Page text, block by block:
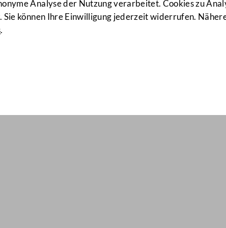
Analyse der Nutzung verarbeitet. Cookies zu
Sie können Ihre Einwilligung jederzeit widerrufen.
.
Nr: 1738